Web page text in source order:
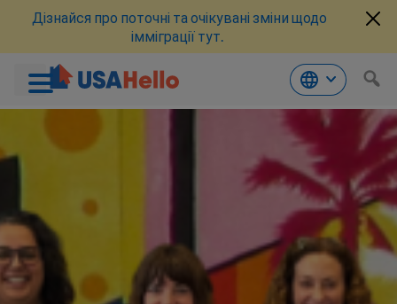
Перейти
змісту
Дізнайся про поточні та очікувані зміни щодо
імміграції тут.